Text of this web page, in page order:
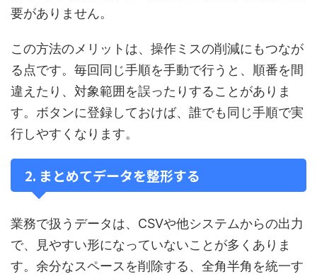
要がありません。
この方法のメリットは、操作ミスの削減にもつなが
る点です。毎回同じ手順を手動で行うと、順番を間
違えたり、対象範囲を誤ったりすることがありま
す。ボタンに登録しておけば、誰でも同じ手順で実
行しやすくなります。
2. まとめてデータを整形する
業務で扱うデータは、CSVや他システムからの出力
で、見やすい形になっていないことが多くありま
す。余分なスペースを削除する、全角半角を統一す